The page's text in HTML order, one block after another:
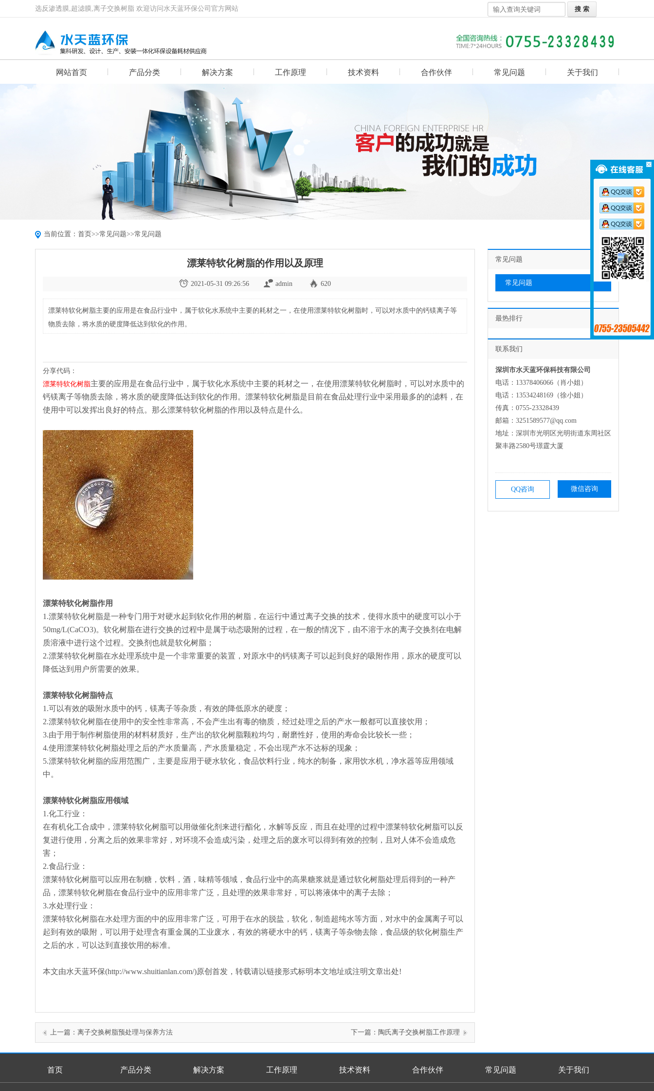
选反渗透膜,超滤膜,离子交换树脂 欢迎访问水天蓝环保公司官方网站
网站首页 产品分类 解决方案 工作原理 技术资料 合作伙伴 常见问题 关于我们
当前位置： 首页>>常见问题>>常见问题
漂莱特软化树脂的作用以及原理
2021-05-31 09:26:56 admin 620
漂莱特软化树脂主要的应用是在食品行业中，属于软化水系统中主要的耗材之一，在使用漂莱特软化树脂时，可以对水质中的钙镁离子等
物质去除，将水质的硬度降低达到软化的作用。
分享代码：
漂莱特软化树脂主要的应用是在食品行业中，属于软化水系统中主要的耗材之一，在使用漂莱特软化树脂时，可以对水质中的
钙镁离子等物质去除，将水质的硬度降低达到软化的作用。漂莱特软化树脂是目前在食品处理行业中采用最多的的滤料，在
使用中可以发挥出良好的特点。那么漂莱特软化树脂的作用以及特点是什么。
漂莱特软化树脂作用
1.漂莱特软化树脂是一种专门用于对硬水起到软化作用的树脂，在运行中通过离子交换的技术，使得水质中的硬度可以小于
50mg/L(CaCO3)。软化树脂在进行交换的过程中是属于动态吸附的过程，在一般的情况下，由不溶于水的离子交换剂在电解
质溶液中进行这个过程。交换剂也就是软化树脂；
2.漂莱特软化树脂在水处理系统中是一个非常重要的装置，对原水中的钙镁离子可以起到良好的吸附作用，原水的硬度可以
降低达到用户所需要的效果。
漂莱特软化树脂特点
1.可以有效的吸附水质中的钙，镁离子等杂质，有效的降低原水的硬度；
2.漂莱特软化树脂在使用中的安全性非常高，不会产生出有毒的物质，经过处理之后的产水一般都可以直接饮用；
3.由于用于制作树脂使用的材料材质好，生产出的软化树脂颗粒均匀，耐磨性好，使用的寿命会比较长一些；
4.使用漂莱特软化树脂处理之后的产水质量高，产水质量稳定，不会出现产水不达标的现象；
5.漂莱特软化树脂的应用范围广，主要是应用于硬水软化，食品饮料行业，纯水的制备，家用饮水机，净水器等应用领域
中。
漂莱特软化树脂应用领域
1.化工行业：
在有机化工合成中，漂莱特软化树脂可以用做催化剂来进行酯化，水解等反应，而且在处理的过程中漂莱特软化树脂可以反
复进行使用，分离之后的效果非常好，对环境不会造成污染，处理之后的废水可以得到有效的控制，且对人体不会造成危
害；
2.食品行业：
漂莱特软化树脂可以应用在制糖，饮料，酒，味精等领域，食品行业中的高果糖浆就是通过软化树脂处理后得到的一种产
品，漂莱特软化树脂在食品行业中的应用非常广泛，且处理的效果非常好，可以将液体中的离子去除；
3.水处理行业：
漂莱特软化树脂在水处理方面的中的应用非常广泛，可用于在水的脱盐，软化，制造超纯水等方面，对水中的金属离子可以
起到有效的吸附，可以用于处理含有重金属的工业废水，有效的将硬水中的钙，镁离子等杂物去除，食品级的软化树脂生产
之后的水，可以达到直接饮用的标准。
本文由水天蓝环保(http://www.shuitianlan.com/)原创首发，转载请以链接形式标明本文地址或注明文章出处!
上一篇： 离子交换树脂预处理与保养方法 下一篇： 陶氏离子交换树脂工作原理
常见问题
常见问题
最热排行
联系我们
深圳市水天蓝环保科技有限公司
电话：13378406066（肖小姐）
电话：13534248169（徐小姐）
传真：0755-23328439
邮箱：3251589577@qq.com
地址：深圳市光明区光明街道东周社区
聚丰路2580号璟霆大厦
QQ咨询 微信咨询
首页 产品分类 解决方案 工作原理 技术资料 合作伙伴 常见问题 关于我们